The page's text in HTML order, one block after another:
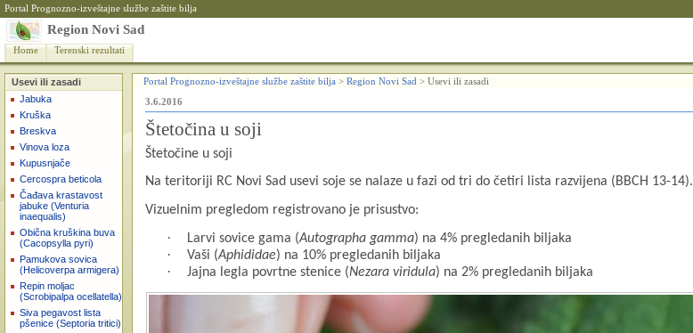
Portal Prognozno-izveštajne službe zaštite bilja
Region Novi Sad
Home Terenski rezultati
Usevi ili zasadi
Jabuka
Kruška
Breskva
Vinova loza
Kupusnjače
Cercospra beticola
Čađava krastavost
jabuke (Venturia
inaequalis)
Obična kruškina buva
(Cacopsylla pyri)
Pamukova sovica
(Helicoverpa armigera)
Repin moljac
(Scrobipalpa ocellatella)
Siva pegavost lista
pšenice (Septoria tritici)
Portal Prognozno-izveštajne službe zaštite bilja > Region Novi Sad > Usevi ili zasadi
3.6.2016
Štetočina u soji
Štetočine u soji
Na teritoriji RC Novi Sad usevi soje se nalaze u fazi od tri do četiri lista razvijena (BBCH 13-14).
Vizuelnim pregledom registrovano je prisustvo:
· Larvi sovice gama (Autographa gamma) na 4% pregledanih biljaka
· Vaši (Aphididae) na 10% pregledanih biljaka
· Jajna legla povrtne stenice (Nezara viridula) na 2% pregledanih biljaka